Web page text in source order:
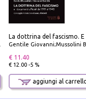
Gentile Giovanni;Mussolini
€ 11.40
€ 12.00 -5 %
aggiungi al